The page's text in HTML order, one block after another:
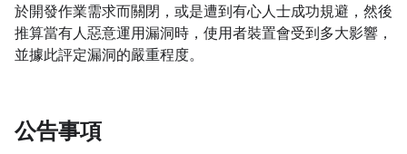
於開發作業需求而關閉，或是遭到有心人士成功規避，然後
推算當有人惡意運用漏洞時，使用者裝置會受到多大影響，
並據此評定漏洞的嚴重程度。
公告事項